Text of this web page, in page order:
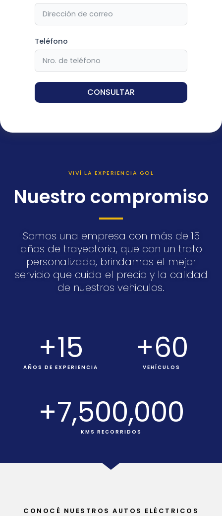
Teléfono
CONSULTAR
VIVÍ LA EXPERIENCIA GOL
Nuestro compromiso
Somos una empresa con más de 15
años de trayectoria, que con un trato
personalizado, brindamos el mejor
servicio que cuida el precio y la calidad
de nuestros vehículos.
AÑOS DE EXPERIENCIA
+15
VEHÍCULOS
+60
KMS RECORRIDOS
+7,500,000
CONOCÉ NUESTROS AUTOS ELÉCTRICOS